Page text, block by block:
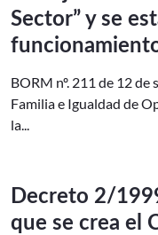
Sector” y se
BORM nº. 211 de 12
Familia e Igualdad de
la...
Decreto 2/
que se crea el